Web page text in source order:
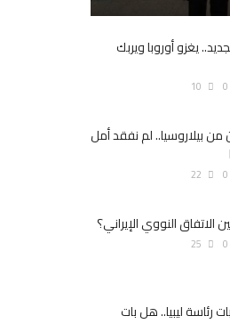
يغزو أوروبا ويربك
0
10
من بيلاروسيا.. لم نفقد أمل
0
22
النووي الإيراني؟
0
25
رئاسة ليبيا.. هل بات